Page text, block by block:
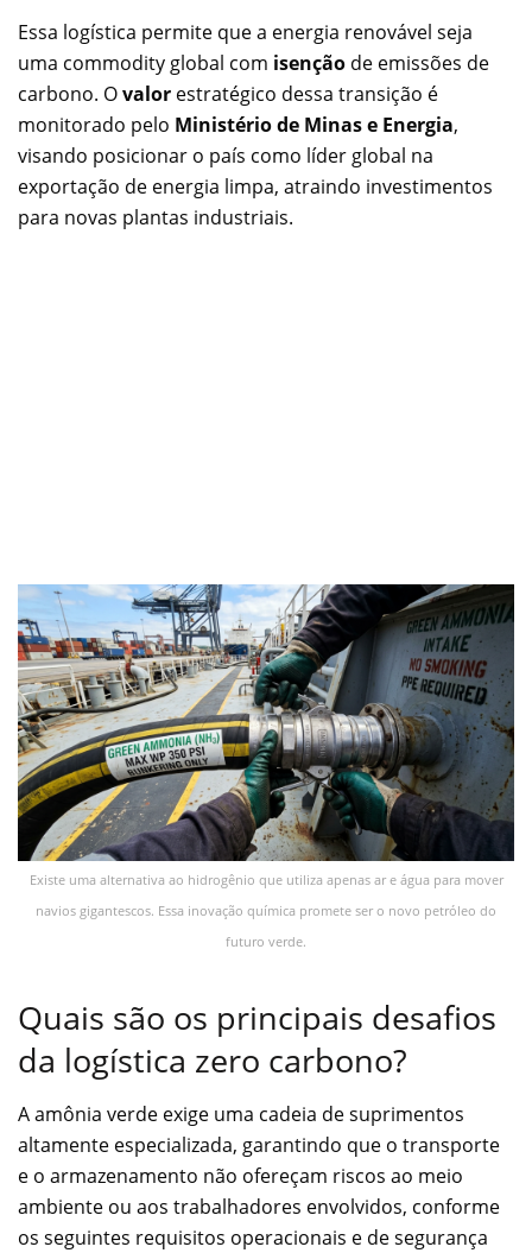
Essa logística permite que a energia renovável seja
uma commodity global com isenção de emissões de
carbono. Ovalor estratégico dessa transição é
monitorado pelo Ministério de Minas e Energia,
visando posicionar o país como líder global na
exportação de energia limpa, atraindo investimentos
para novas plantas industriais.
Existe uma alternativa ao hidrogênio que utiliza apenas ar e água para mover
navios gigantescos. Essa inovação química promete ser o novo petróleo do
futuro verde.
Quais são os principais desafios
da logística zero carbono?
A amônia verde exige uma cadeia de suprimentos
altamente especializada, garantindo que o transporte
e o armazenamento não ofereçam riscos ao meio
ambiente ou aos trabalhadores envolvidos, conforme
os seguintes requisitos operacionais e de segurança